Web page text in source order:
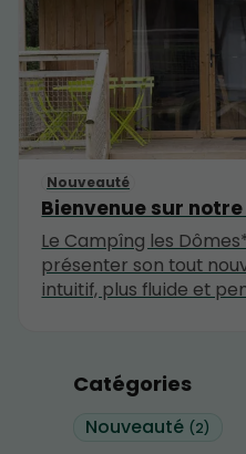
Catégories
Nouveauté (2)
Nouveauté
Bienvenue sur
Le Campîng les
présenter son tout
intuitif, plus fluide et